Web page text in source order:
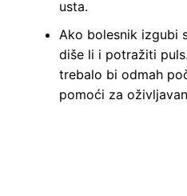
usta.
Ako bolesnik izgubi
diše li i potražiti
trebalo bi odmah
pomoći za